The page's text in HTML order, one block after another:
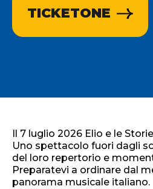
TICKETONE
Il 7 luglio 2026 Elio e le
Uno spettacolo fuori dagli
del loro repertorio e
Preparatevi a ordinare dal
panorama musicale italiano.